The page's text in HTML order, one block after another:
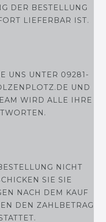
DER BESTELLUNG
LIEFERBAR IST.
UNS UNTER 09281-
UND
WIRD ALLE IHRE
NICHT
SIE SIE
NACH DEM KAUF
DEN ZAHLBETRAG